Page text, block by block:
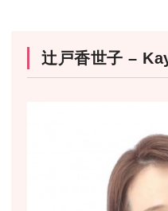
辻戸香世子 –